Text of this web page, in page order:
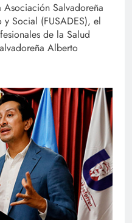
Salvadoreña
Social (FUSADES), el
de la Salud
Alberto